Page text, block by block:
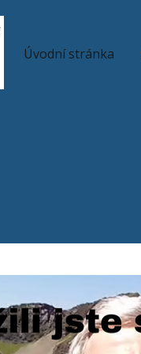
Úvodní stránka